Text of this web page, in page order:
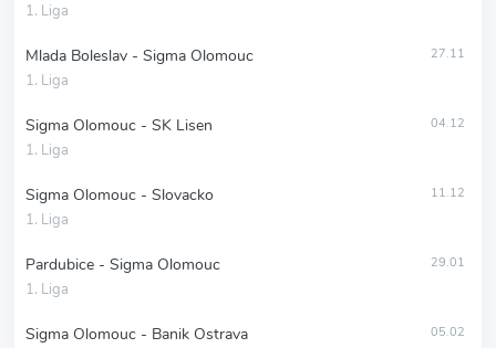
1. Liga
Mlada Boleslav - Sigma Olomouc
1. Liga
27.11
Sigma Olomouc - SK Lisen
1. Liga
04.12
Sigma Olomouc - Slovacko
1. Liga
11.12
Pardubice - Sigma Olomouc
1. Liga
29.01
Sigma Olomouc - Banik Ostrava 05.02